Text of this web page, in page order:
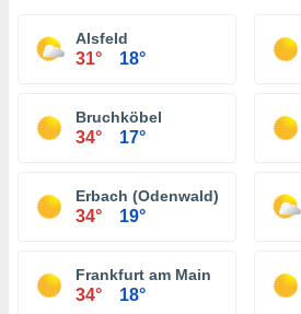
Alsfeld
31° 18°
Bruchköbel
34° 17°
Erbach (Odenwald)
34° 19°
Frankfurt am Main
34° 18°